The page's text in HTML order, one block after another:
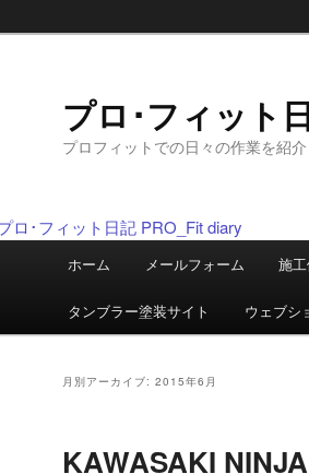
プロ･フィット
プロフィットでの日々の作業を紹介
ホーム メールフォーム 施
タンブラー塗装サイト ウェブシ
月別アーカイブ: 2015年6月
KAWASAKI